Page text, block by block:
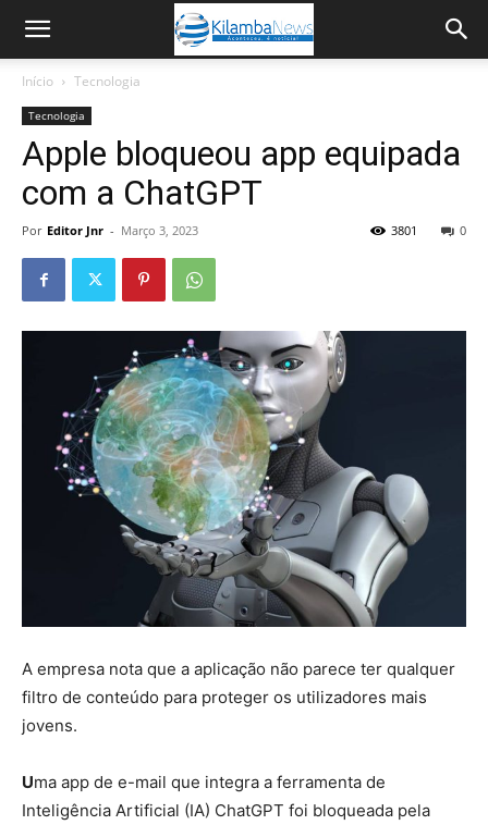
Início Tecnologia
Tecnologia
Apple bloqueou app equipada
com a ChatGPT
Por Editor Jnr - Março 3, 2023 0
3801
A empresa nota que a aplicação não parece ter qualquer
filtro de conteúdo para proteger os utilizadores mais
jovens.
Uma app de e-mail que integra a ferramenta de
Inteligência Artificial (IA) ChatGPT foi bloqueada pela